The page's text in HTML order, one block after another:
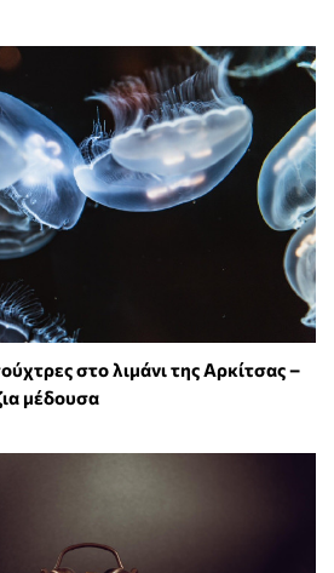
στο λιμάνι της Αρκίτσας –
μέδουσα